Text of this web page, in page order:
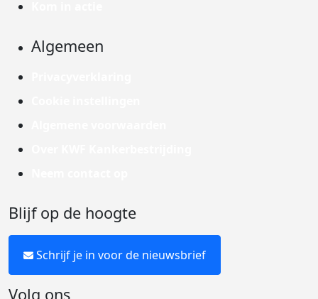
Algemeen
Blijf op de hoogte
Schrijf je in voor de nieuwsbrief
Volg ons